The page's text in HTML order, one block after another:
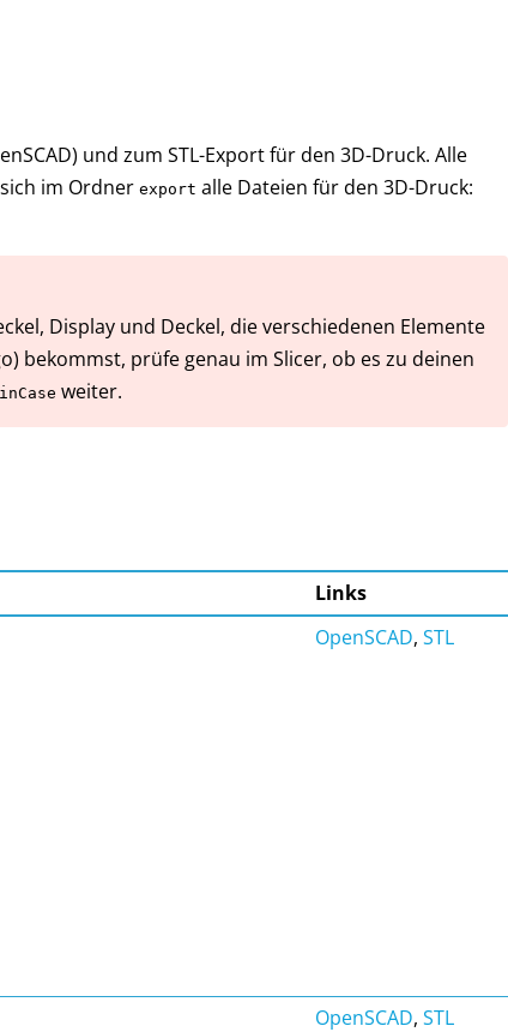
und zum STL-Export für den 3D-Druck. Alle
im Ordner export alle Dateien für den 3D-Druck:
Display und Deckel, die verschiedenen Elemente
bekommst, prüfe genau im Slicer, ob es zu deinen
weiter.
Links
OpenSCAD, STL
OpenSCAD, STL